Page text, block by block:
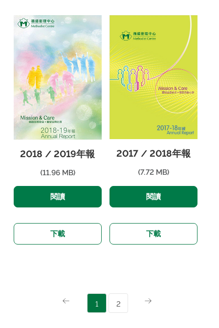
2018 / 2019年報
(11.96 MB)
閱讀
下載
2017 / 2018年報
(7.72 MB)
閱讀
下載
1 2